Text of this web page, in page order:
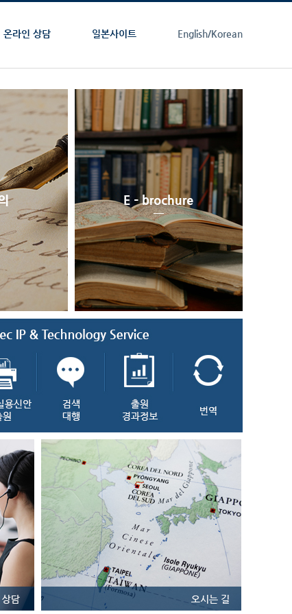
온라인 상담 일본사이트 English/Korean